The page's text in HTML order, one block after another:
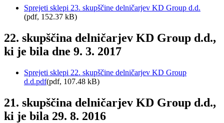
Sprejeti sklepi 23. skupščine delničarjev KD Group d.d.
(pdf, 152.37 kB)
22. skupščina delničarjev KD Group d.d.,
ki je bila dne 9. 3. 2017
Sprejeti sklepi 22. skupščine delničarjev KD Group
d.d.pdf(pdf, 107.48 kB)
21. skupščina delničarjev KD Group d.d.,
ki je bila 29. 8. 2016